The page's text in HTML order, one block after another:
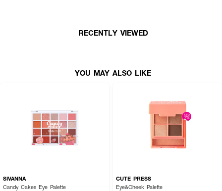
เลขที่จดแจ้ง: 10-2-6800006236
ปริมาณสุทธิ: 3.5 กรัม
• ใช้ทาตกแต่งเปลือกตาหรือรอบดวงตาในจุดที่ต้องการเพิ่มประกาย
RECENTLY VIEWED
YOU MAY ALSO LIKE
SIVANNA
Candy Cakes Eye Palette
CUTE PRESS
Eye&Cheek Palette